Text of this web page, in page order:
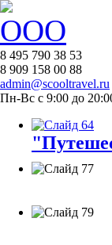
8 495 790 38 53
8 909 158 00 88
admin@scooltravel.ru
Пн-Вс с 9:00 до